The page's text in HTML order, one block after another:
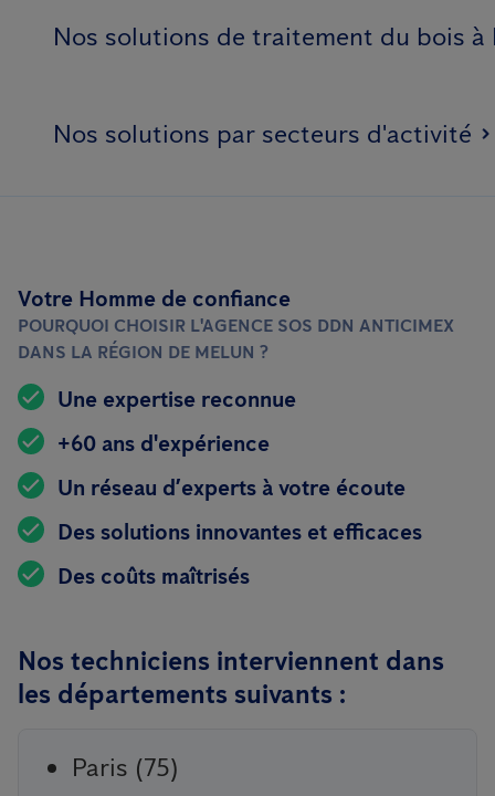
Nos solutions de traitement du bois à
Nos solutions par secteurs d'activité
Votre Homme de confiance
POURQUOI CHOISIR L'AGENCE SOS DDN ANTICIMEX
DANS LA RÉGION DE MELUN ?
Une expertise reconnue
+60 ans d'expérience
Un réseau d’experts à votre écoute
Des solutions innovantes et efficaces
Des coûts maîtrisés
Nos techniciens interviennent dans
les départements suivants :
Paris (75)